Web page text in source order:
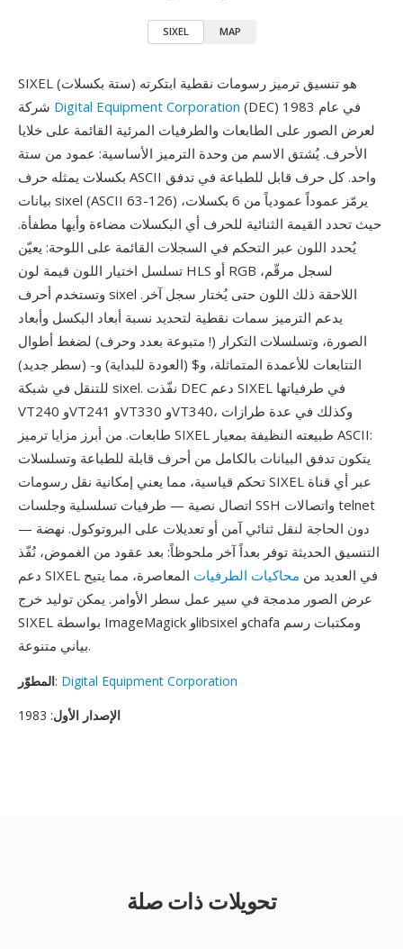
SIXEL MAP
SIXEL (ستة بكسلات) هو تنسيق ترميز رسومات نقطية ابتكرته
Digital Equipment Corporation (DEC) في عام 1983
لعرض الصور على الطابعات والطرفيات المرئية القائمة على خلايا
الأحرف. يُشتق الاسم من وحدة الترميز الأساسية: عمود من ستة
بكسلات يمثله حرف ASCII واحد. كل حرف قابل للطباعة في تدفق
بيانات sixel (ASCII 63-126) يرمّز عموداً عمودياً من 6 بكسلات،
حيث تحدد القيمة الثنائية للحرف أي البكسلات مضاءة وأيها مطفأة.
يُحدد اللون عبر التحكم في السجلات القائمة على اللوحة: يعيّن
تسلسل اختيار اللون قيمة لون HLS أو RGB لسجل مرقّم،
وتستخدم أحرف sixel اللاحقة ذلك اللون حتى يُختار سجل آخر.
يدعم الترميز سمات نقطية لتحديد نسبة أبعاد البكسل وأبعاد
الصورة، وتسلسلات التكرار (! متبوعة بعدد وحرف) لضغط أطوال
التتابعات للأعمدة المتماثلة، و$ (العودة للبداية) و- (سطر جديد)
للتنقل في شبكة sixel. نفّذت DEC دعم SIXEL في طرفياتها
VT240 وVT241 وVT330 وVT340، وكذلك في عدة طرازات
طابعات. من أبرز مزايا ترميز SIXEL طبيعته النظيفة بمعيار ASCII:
يتكون تدفق البيانات بالكامل من أحرف قابلة للطباعة وتسلسلات
تحكم قياسية، مما يعني إمكانية نقل رسومات SIXEL عبر أي قناة
اتصال نصية — طرفيات تسلسلية وجلسات SSH واتصالات telnet
— دون الحاجة لنقل ثنائي آمن أو تعديلات على البروتوكول. نهضة
التنسيق الحديثة توفر بعداً آخر ملحوظاً: بعد عقود من الغموض، نُفّذ
دعم SIXEL في العديد من محاكيات الطرفيات المعاصرة، مما يتيح
عرض الصور مدمجة في سير عمل سطر الأوامر. يمكن توليد خرج
SIXEL بواسطة ImageMagick وlibsixel وchafa ومكتبات رسم
بياني متنوعة.
المطوّر: Digital Equipment Corporation
الإصدار الأول: 1983
تحويلات ذات صلة